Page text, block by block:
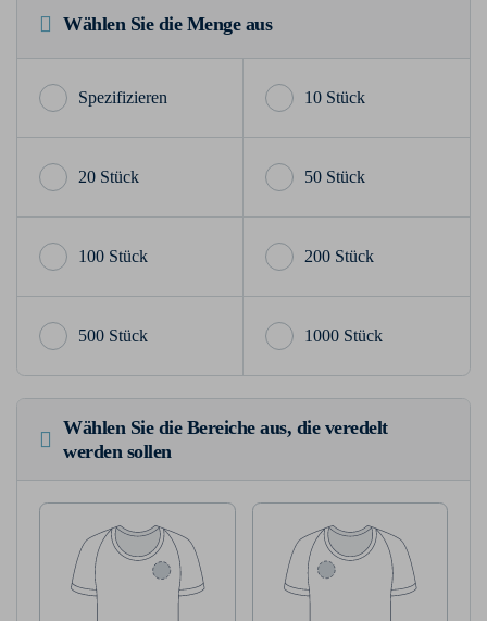
Wählen Sie die Menge aus
10 Stück
20 Stück 50 Stück
100 Stück 200 Stück
500 Stück 1000 Stück
Wählen Sie die Bereiche aus, die veredelt
werden sollen